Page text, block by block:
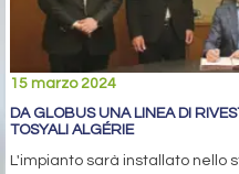
15 marzo 2024
DA GLOBUS UNA LINEA DI
TOSYALI ALGÉRIE
L'impianto sarà installato nello